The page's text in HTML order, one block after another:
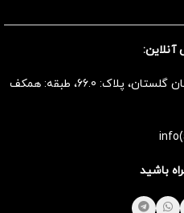
66.0، طبقه: همکف
باشید